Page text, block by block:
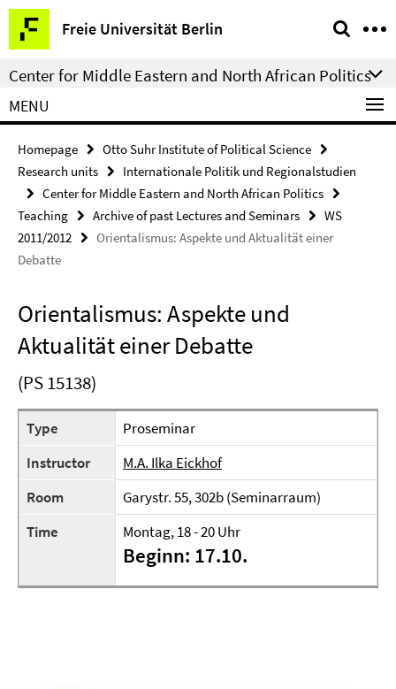
Springe
direkt
zu
Inhalt
Freie Universität Berlin
Service
Navigation
Center for Middle Eastern and North African Politics
MENU
Homepage
Otto Suhr Institute of Political Science
Research units
Internationale Politik und Regionalstudien
Center for Middle Eastern and North African Politics
Teaching
Archive of past Lectures and Seminars
WS
2011/2012
Orientalismus: Aspekte und Aktualität einer
Debatte
Orientalismus: Aspekte und
Aktualität einer Debatte
(PS 15138)
Type
Proseminar
Instructor
M.A. Ilka Eickhof
Room
Garystr. 55, 302b (Seminarraum)
Time
Montag, 18 - 20 Uhr
Beginn: 17.10.